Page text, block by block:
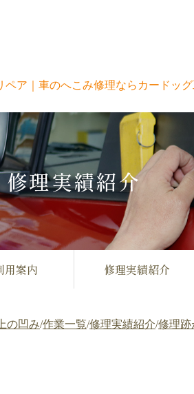
修理実績紹介
用案内 修理実績紹介
の凹み/作業一覧/修理実績紹介/修理跡